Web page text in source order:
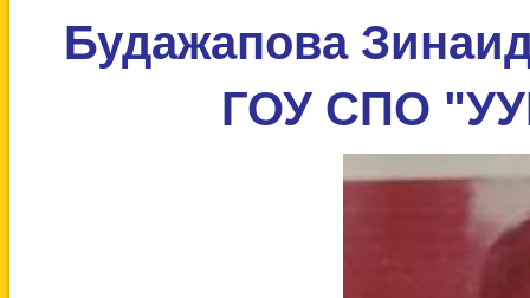
Будажапова
ГОУ СПО